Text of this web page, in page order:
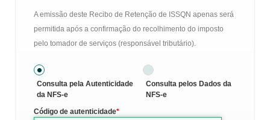
A emissão deste Recibo de Retenção de ISSQN apenas será
permitida após a confirmação do recolhimento do imposto
pelo tomador de serviços (responsável tributário).
Consulta pela Autenticidade
da NFS-e
Consulta pelos Dados da
NFS-e
Código de autenticidade